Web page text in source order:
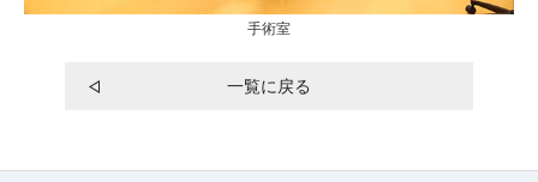
手術室
一覧に戻る